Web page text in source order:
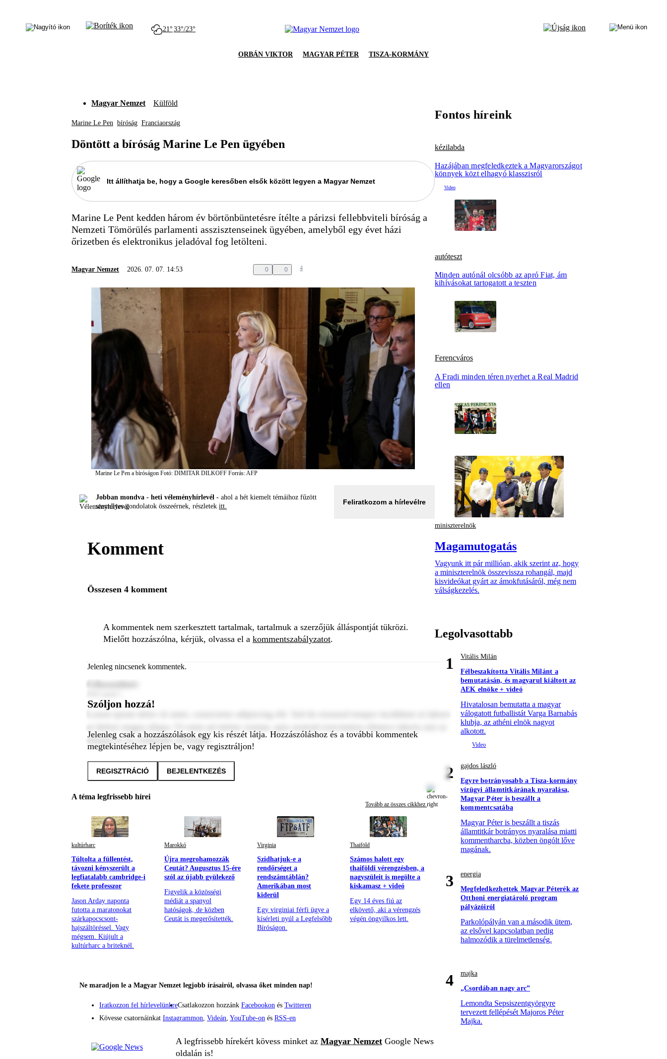
21° 33°/23°
ORBÁN VIKTOR MAGYAR PÉTER TISZA-KORMÁNY
Magyar Nemzet Külföld
Marine Le Pen bíróság Franciaország
Döntött a bíróság Marine Le Pen ügyében
Itt állíthatja be, hogy a Google keresőben elsők között legyen a Magyar Nemzet
Marine Le Pent kedden három év börtönbüntetésre ítélte a párizsi fellebbviteli bíróság a
Nemzeti Tömörülés parlamenti asszisztenseinek ügyében, amelyből egy évet házi
őrizetben és elektronikus jeladóval fog letölteni.
Magyar Nemzet 2026. 07. 07. 14:53 0 0 4
Marine Le Pen a bíróságon Fotó: DIMITAR DILKOFF Forrás: AFP
Jobban mondva - heti véleményhírlevél - ahol a hét kiemelt témáihoz fűzött
személyes gondolatok összeérnek, részletek itt.
Feliratkozom a hírlevélre
Komment
Összesen 4 komment
A kommentek nem szerkesztett tartalmak, tartalmuk a szerzőjük álláspontját tükrözi.
Mielőtt hozzászólna, kérjük, olvassa el a kommentszabályzatot.
Jelenleg nincsenek kommentek.
aliquip ex ea commodo consequat.
Szóljon hozzá!
Jelenleg csak a hozzászólások egy kis részét látja. Hozzászóláshoz és a további kommentek
megtekintéséhez lépjen be, vagy regisztráljon!
REGISZTRÁCIÓ BEJELENTKEZÉS
A téma legfrissebb hírei
Tovább az összes cikkhez
kultúrharc
Túltolta a füllentést,
távozni kényszerült a
legfiatalabb cambridge-i
fekete professzor
Jason Arday naponta
futotta a maratonokat
szárkapocscsont-
hajszáltöréssel. Vagy
mégsem. Kiújult a
kultúrharc a briteknél.
Marokkó
Újra megrohamozzák
Ceutát? Augusztus 15-ére
szól az újabb gyülekező
Figyelik a közösségi
médiát a spanyol
hatóságok, de közben
Ceutát is megerősítették.
Virginia
Szidhatjuk-e a
rendőrséget a
rendszámtáblán?
Amerikában most
kiderül
Egy virginiai férfi ügye a
kísérleti nyúl a Legfelsőbb
Bíróságon.
Thaiföld
Számos halott egy
thaiföldi vérengzésben, a
nagyszüleit is megölte a
kiskamasz + videó
Egy 14 éves fiú az
elkövető, aki a vérengzés
végén öngyilkos lett.
Ne maradjon le a Magyar Nemzet legjobb írásairól, olvassa őket minden nap!
Iratkozzon fel hírlevelünkreCsatlakozzon hozzánk Facebookon és Twitteren
Kövesse csatornáinkat Instagrammon, Videán, YouTube-on és RSS-en
A legfrissebb hírekért kövess minket az Magyar Nemzet Google News
oldalán is!
Fontos híreink
kézilabda
Hazájában megfeledkeztek a Magyarországot
könnyek közt elhagyó klasszisról
autóteszt
Minden autónál olcsóbb az apró Fiat, ám
kihívásokat tartogatott a teszten
Ferencváros
A Fradi minden téren nyerhet a Real Madrid
ellen
miniszterelnök
Magamutogatás
Vagyunk itt pár millióan, akik szerint az, hogy
a miniszterelnök összevissza rohangál, majd
kisvideókat gyárt az ámokfutásáról, még nem
válságkezelés.
Legolvasottabb
1
Vitális Milán
Félbeszakította Vitális Milánt a
bemutatásán, és magyarul kiáltott az
AEK elnöke + videó
Hivatalosan bemutatta a magyar
válogatott futballistát Varga Barnabás
klubja, az athéni elnök nagyot
alkotott.
2
gajdos lászló
Egyre botrányosabb a Tisza-kormány
vízügyi államtitkárának nyaralása,
Magyar Péter is beszállt a
kommentcsatába
Magyar Péter is beszállt a tiszás
államtitkár botrányos nyaralása miatti
kommentharcba, közben öngólt lőve
magának.
3
energia
Megfeledkezhettek Magyar Péterék az
Otthoni energiatároló program
pályázóiról
Parkolópályán van a második ütem,
az elsővel kapcsolatban pedig
halmozódik a türelmetlenség.
4
majka
„Csordában nagy arc”
Lemondta Sepsiszentgyörgyre
tervezett fellépését Majoros Péter
Majka.